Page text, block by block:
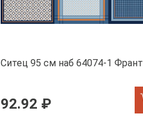
Ситец 95 см наб 64074-1 Франт
92.92 ₽